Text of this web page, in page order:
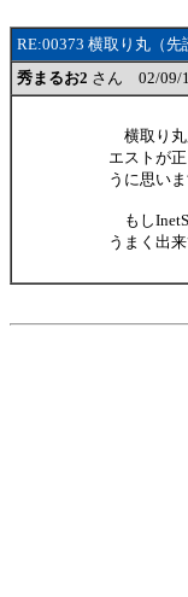
RE:00373 横取り丸（先
秀まるお2 さん 02/09/
横取り丸
エストが
うに思いま
もし
うまく出